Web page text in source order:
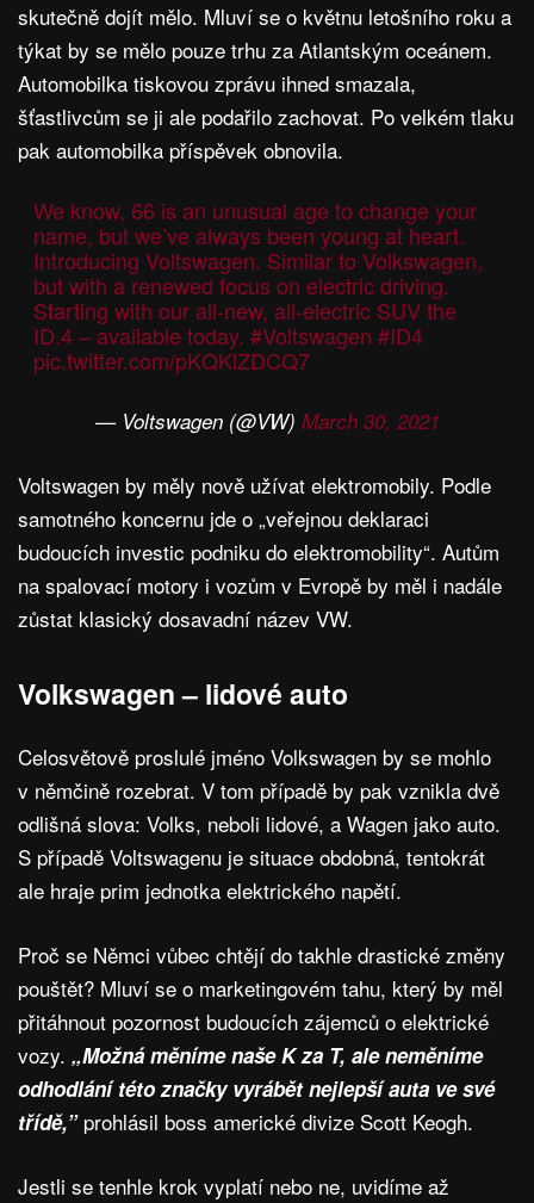
skutečně dojít mělo. Mluví se o květnu letošního roku a
týkat by se mělo pouze trhu za Atlantským oceánem.
Automobilka tiskovou zprávu ihned smazala,
šťastlivcům se ji ale podařilo zachovat. Po velkém tlaku
pak automobilka příspěvek obnovila.
We know, 66 is an unusual age to change your
name, but we’ve always been young at heart.
Introducing Voltswagen. Similar to Volkswagen,
but with a renewed focus on electric driving.
Starting with our all-new, all-electric SUV the
ID.4 – available today. #Voltswagen #ID4
pic.twitter.com/pKQKlZDCQ7
— Voltswagen (@VW) March 30, 2021
Voltswagen by měly nově užívat elektromobily. Podle
samotného koncernu jde o „veřejnou deklaraci
budoucích investic podniku do elektromobility“. Autům
na spalovací motory i vozům v Evropě by měl i nadále
zůstat klasický dosavadní název VW.
Volkswagen – lidové auto
Celosvětově proslulé jméno Volkswagen by se mohlo
v němčině rozebrat. V tom případě by pak vznikla dvě
odlišná slova: Volks, neboli lidové, a Wagen jako auto.
S případě Voltswagenu je situace obdobná, tentokrát
ale hraje prim jednotka elektrického napětí.
Proč se Němci vůbec chtějí do takhle drastické změny
pouštět? Mluví se o marketingovém tahu, který by měl
přitáhnout pozornost budoucích zájemců o elektrické
vozy. „Možná měníme naše K za T, ale neměníme
odhodlání této značky vyrábět nejlepší auta ve své
třídě,”prohlásil boss americké divize Scott Keogh.
Jestli se tenhle krok vyplatí nebo ne, uvidíme až